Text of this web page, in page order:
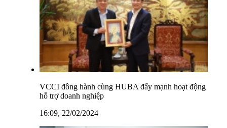
VCCI đồng hành cùng HUBA đẩy mạnh hoạt động
hỗ trợ doanh nghiệp
16:09, 22/02/2024